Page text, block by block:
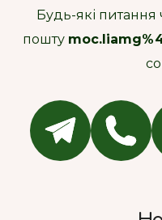
Будь-які питання
пошту